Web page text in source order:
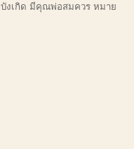
งเกิด มีคุณพ่อสมควร หมาย
ม่วง
ชมการถ่ายทอดสดพิธีปลงศพ พร